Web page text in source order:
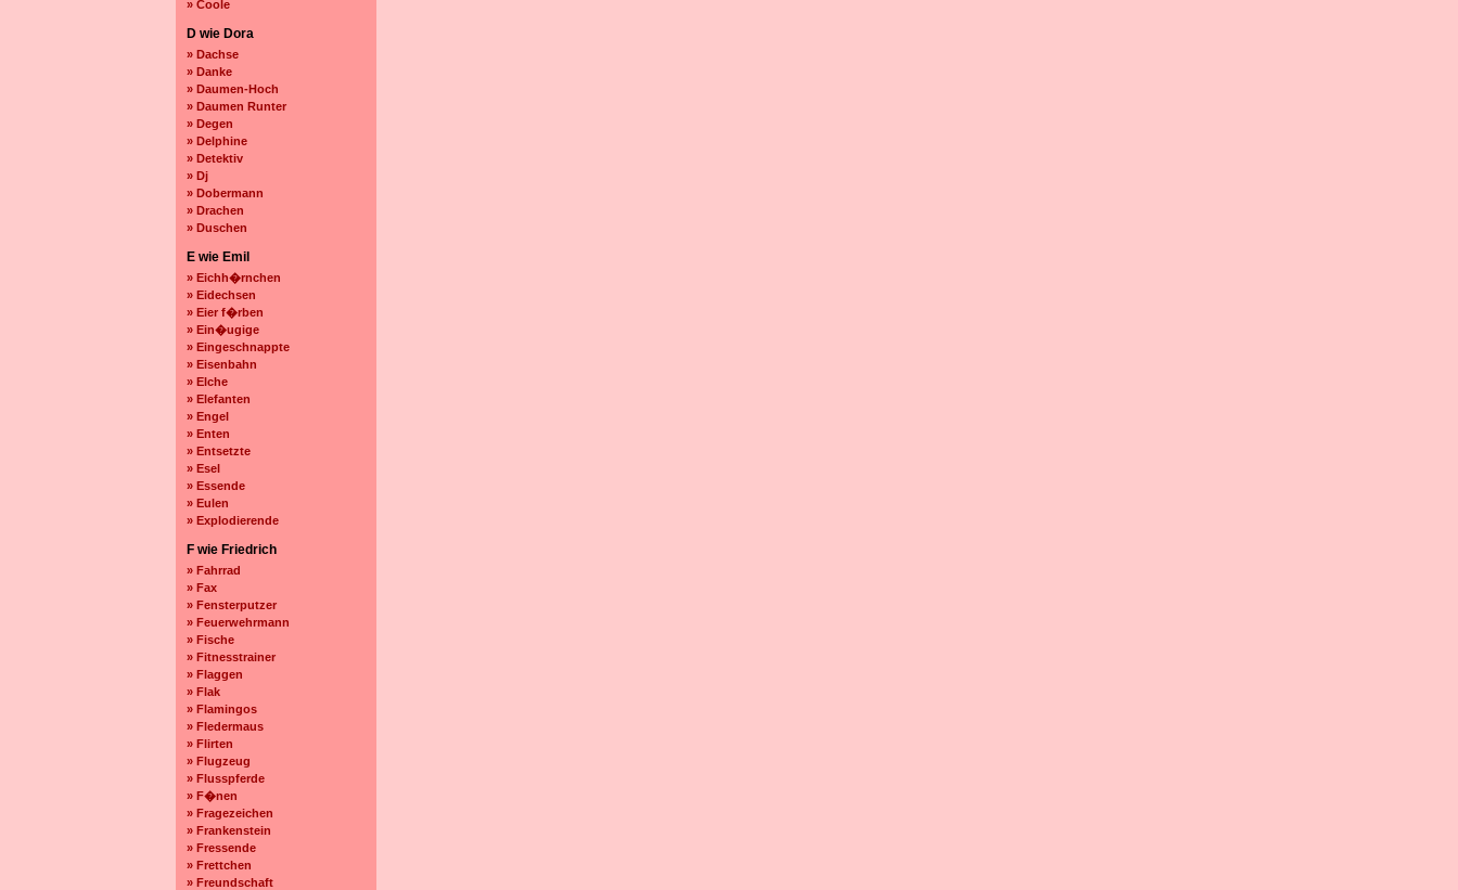
» Coole
D wie Dora
» Dachse
» Danke
» Daumen-Hoch
» Daumen Runter
» Degen
» Delphine
» Detektiv
» Dj
» Dobermann
» Drachen
» Duschen
E wie Emil
» Eichh�rnchen
» Eidechsen
» Eier f�rben
» Ein�ugige
» Eingeschnappte
» Eisenbahn
» Elche
» Elefanten
» Engel
» Enten
» Entsetzte
» Esel
» Essende
» Eulen
» Explodierende
F wie Friedrich
» Fahrrad
» Fax
» Fensterputzer
» Feuerwehrmann
» Fische
» Fitnesstrainer
» Flaggen
» Flak
» Flamingos
» Fledermaus
» Flirten
» Flugzeug
» Flusspferde
» F�nen
» Fragezeichen
» Frankenstein
» Fressende
» Frettchen
» Freundschaft